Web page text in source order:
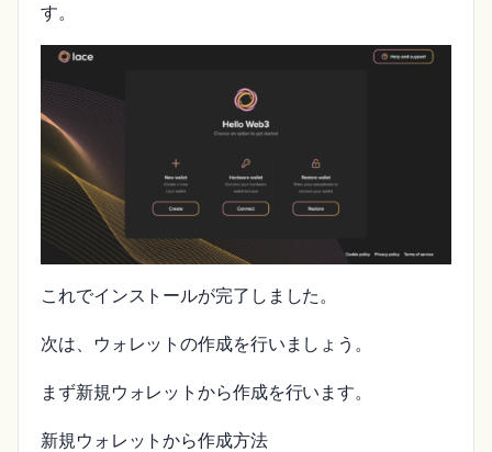
す。
これでインストールが完了しました。
次は、ウォレットの作成を行いましょう。
まず新規ウォレットから作成を行います。
新規ウォレットから作成方法